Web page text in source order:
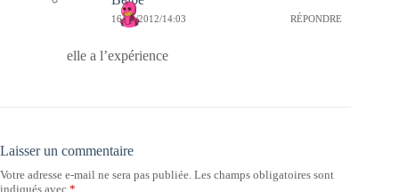
16/09/2012/14:03 RÉPONDRE
elle a l’expérience
Laisser un commentaire
Votre adresse e-mail ne sera pas publiée. Les champs obligatoires sont
indiqués avec *